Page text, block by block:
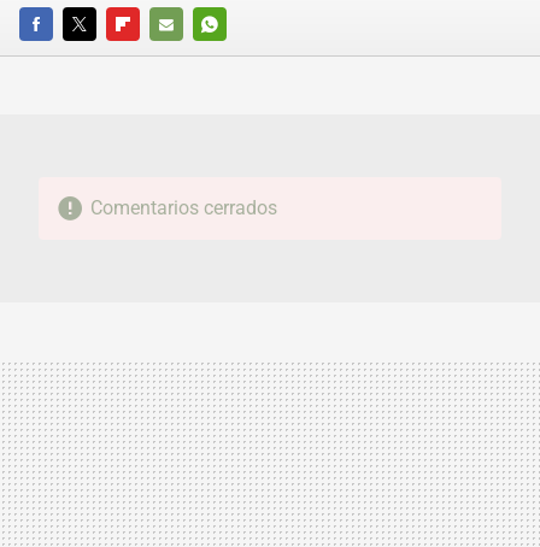
FACEBOOKTWITTERFLIPBOARD
E-
WHATSAPP
Comentarios cerrados